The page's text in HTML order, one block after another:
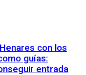
con los
guías:
entrada